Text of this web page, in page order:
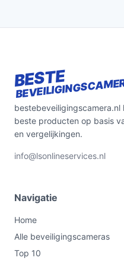
BESTE
beste producten op basis
en vergelijkingen.
info@lsonlineservices.nl
Navigatie
Home
Alle beveiligingscameras
Top 10